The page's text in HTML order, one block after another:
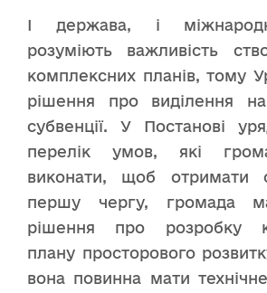
І держава, і
розуміють важливість
комплексних планів, тому
рішення про виділення
субвенції. У Постанові
перелік умов, які
виконати, щоб отримати
першу чергу, громада
рішення про розробку
плану просторового
вона повинна мати